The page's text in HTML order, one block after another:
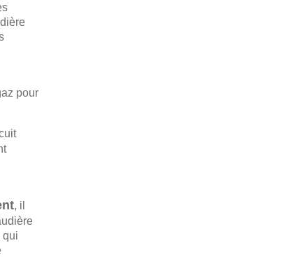
pour
, il
qui